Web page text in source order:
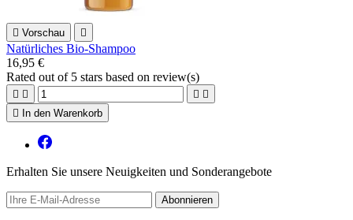
 Vorschau 
Natürliches Bio-Shampoo
16,95 €
Rated out of 5 stars based on review(s)
   

In den Warenkorb
Erhalten Sie unsere Neuigkeiten und Sonderangebote